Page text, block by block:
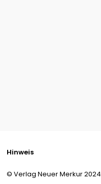
Hinweis
© Verlag Neuer Merkur 2024